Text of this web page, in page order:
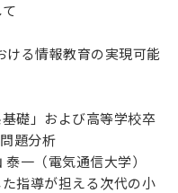
る情報教育の実現可能
礎」および高等学校卒
題分析
一（電気通信大学）
指導が担える次代の小